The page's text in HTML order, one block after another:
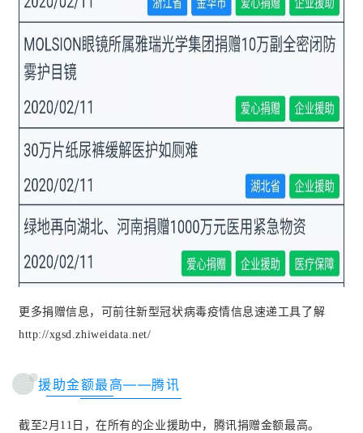
更多捐赠信息，可前往新型冠状病毒疫情信息速递工具了解
http://xgsd.zhiweidata.net/
援助金额最高——腾讯
截至2月11日，在所有的企业援助中，腾讯捐赠金额最高。